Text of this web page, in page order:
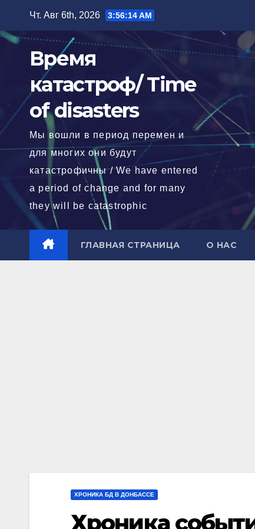
содержимому
Чт. Авг 6th, 2026 3:56:15 AM
Время
катастроф/ Time
of disasters
Мы вошли в период перемен и
для многих они будут
катастрофичны / We have entered
a period of change and for many
they will be catastrophic
ГЛАВНАЯ СТРАНИЦА О НАС
ХРОНИКА БД В ДОНБАССЕ
Хроника